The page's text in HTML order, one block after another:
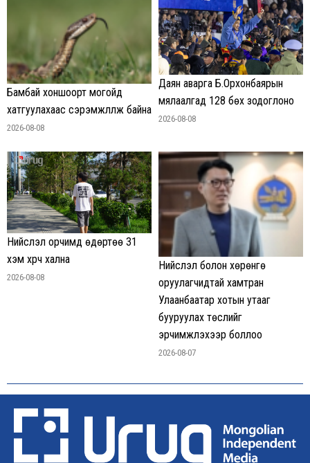
Бамбай хоншоорт могойд
хатгуулахаас сэрэмжлүүлж байна
2026-08-08
Даян аварга Б.Орхонбаярын
мялаалгад 128 бөх зодоглоно
2026-08-08
Нийслэл орчимд өдөртөө 31
хэм хүрч хална
2026-08-08
Нийслэл болон хөрөнгө
оруулагчидтай хамтран
Улаанбаатар хотын утааг
бууруулах төслийг
эрчимжүүлэхээр боллоо
2026-08-07